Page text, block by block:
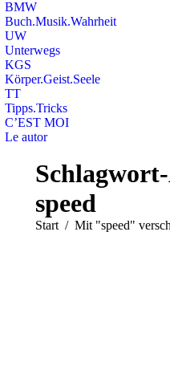
BMW
Buch.Musik.Wahrheit
UW
Unterwegs
KGS
Körper.Geist.Seele
TT
Tipps.Tricks
C’EST MOI
Le autor
speed
Sie befinden sich hier:
Start Mit "speed"